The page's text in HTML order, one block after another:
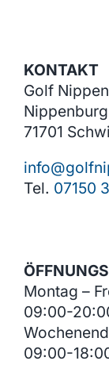
KONTAKT
Golf
Nippenburg
71701
Tel. 07150
Montag –
09:00-
09:00-